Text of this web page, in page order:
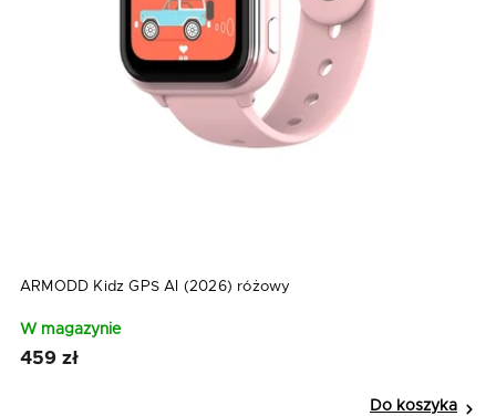
ARMODD Kidz GPS AI (2026) różowy
W magazynie
459 zł
Do koszyka